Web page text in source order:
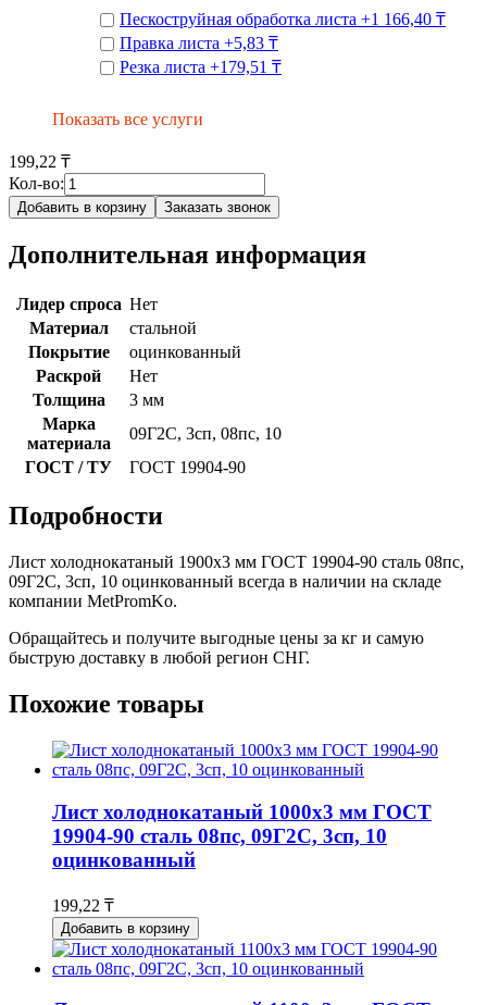
Пескоструйная обработка листа +1 166,40 ₸
Правка листа +5,83 ₸
Резка листа +179,51 ₸
Показать все услуги
199,22 ₸
Кол-во:
Добавить в корзину Заказать звонок
Дополнительная информация
Лидер спроса Нет
Материал
стальной
Покрытие
оцинкованный
Раскрой
Нет
Толщина
3 мм
Марка
материала
09Г2С, 3сп, 08пс, 10
ГОСТ / ТУ
ГОСТ 19904-90
Подробности
Лист холоднокатаный 1900x3 мм ГОСТ 19904-90 сталь 08пс,
09Г2С, 3сп, 10 оцинкованный всегда в наличии на складе
компании MetPromKo.
Обращайтесь и получите выгодные цены за кг и самую
быструю доставку в любой регион СНГ.
Похожие товары
Лист холоднокатаный 1000x3 мм ГОСТ
19904-90 сталь 08пс, 09Г2С, 3сп, 10
оцинкованный
199,22 ₸
Добавить в корзину